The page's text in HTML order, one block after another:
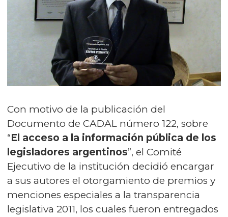
Con motivo de la publicación del
Documento de CADAL número 122, sobre
“El acceso a la información pública de los
legisladores argentinos”, el Comité
Ejecutivo de la institución decidió encargar
a sus autores el otorgamiento de premios y
menciones especiales a la transparencia
legislativa 2011, los cuales fueron entregados